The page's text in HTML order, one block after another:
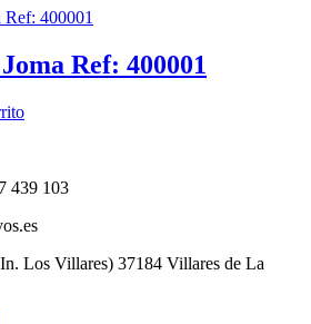
Ref: 400001
439 103
Los Villares) 37184 Villares de La